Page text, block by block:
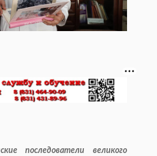
последователи великого